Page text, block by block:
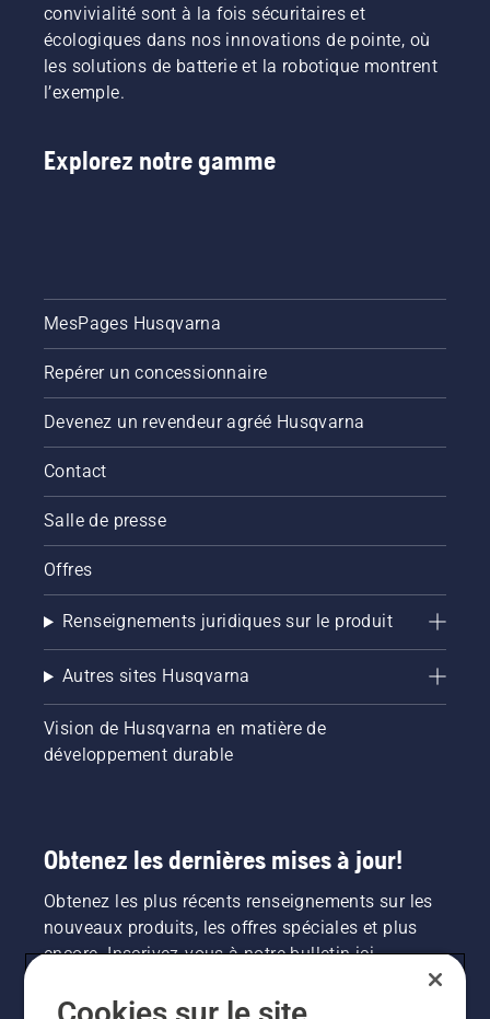
convivialité sont à la fois sécuritaires et
écologiques dans nos innovations de pointe, où
les solutions de batterie et la robotique montrent
l’exemple.
Explorez notre gamme
MesPages Husqvarna
Repérer un concessionnaire
Devenez un revendeur agréé Husqvarna
Contact
Salle de presse
Offres
Renseignements juridiques sur le produit
Autres sites Husqvarna
Vision de Husqvarna en matière de
développement durable
Obtenez les dernières mises à jour!
Obtenez les plus récents renseignements sur les
nouveaux produits, les offres spéciales et plus
encore. Inscrivez-vous à notre bulletin ici.
INSCRIPTION À LA NEWSLETTER